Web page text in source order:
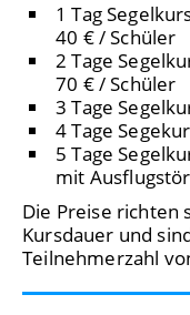
1 Tag
40 € / Schüler
2 Tage
70 € / Schüler
3 Tage
4 Tage
5 Tage
mit
Die Preise richten
Kursdauer und
Teilnehmerzahl